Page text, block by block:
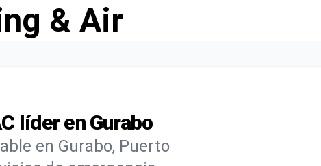
& Air
líder en Gurabo
en Gurabo, Puerto